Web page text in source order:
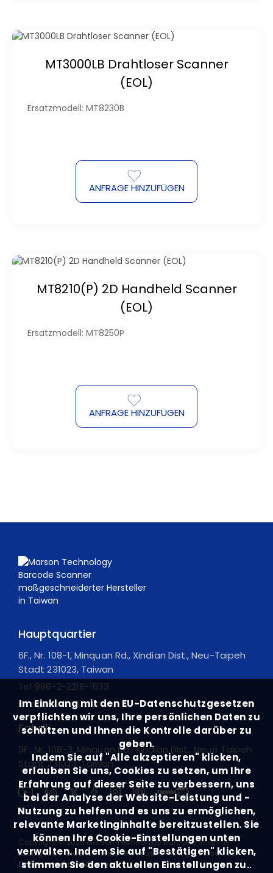
MT3000LB Drahtloser Scanner
(EOL)
Ersatzmodell: MT8230B
ANFRAGE HINZUFÜGEN
MT8210(P) 2D Handheld Scanner
(EOL)
Ersatzmodell: MT8250P
ANFRAGE HINZUFÜGEN
Hauptquartier
6F., Nr. 108-1, Minquan Rd., Xindian Dist., Neu-Taipeh
Stadt 231023, Taiwan
Tel 886-2-2218-1633
info@marson.com.tw
Fabrik
9F., Nr. 108-3, Minquan Rd., Xindian Dist., Neue Taipeh
Stadt 231023, Taiwan
Copyright © 2026 Marson Technology Barcode Scanner
maßgeschneiderter Hersteller in TaiwanAll rights reserved.
Datenschutzerklärung
Im Einklang mit den EU-Datenschutzgesetzen
verpflichten wir uns, Ihre persönlichen Daten zu
schützen und Ihnen die Kontrolle darüber zu
geben.
Indem Sie auf "Alle akzeptieren" klicken,
erlauben Sie uns, Cookies zu setzen, um Ihre
Erfahrung auf dieser Seite zu verbessern, uns
bei der Analyse der Website-Leistung und -
Nutzung zu helfen und es uns zu ermöglichen,
relevante Marketinginhalte bereitzustellen. Sie
können Ihre Cookie-Einstellungen unten
verwalten. Indem Sie auf "Bestätigen" klicken,
stimmen Sie den aktuellen Einstellungen zu..